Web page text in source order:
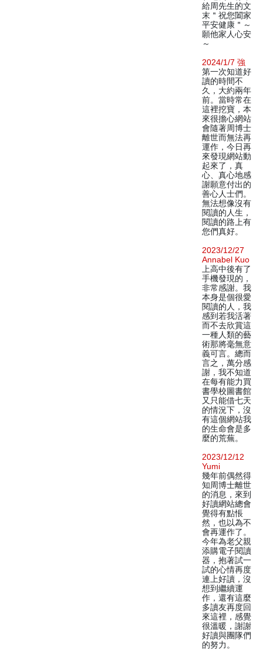
給周先生的文
末＂祝您闔家
平安健康＂～
願他家人心安
～
2024/1/7 強
第一次知道好
讀的時間不
久，大約兩年
前。當時常在
這裡挖寶，本
來很擔心網站
會隨著周博士
離世而無法再
運作，今日再
來發現網站動
起來了，真
心、真心地感
謝願意付出的
善心人士們。
無法想像沒有
閱讀的人生，
閱讀的路上有
您們真好。
2023/12/27
Annabel Kuo
上高中後有了
手機發現的，
非常感謝。我
本身是個很愛
閱讀的人，我
感到若我活著
而不去欣賞這
一種人類的藝
術那將毫無意
義可言。總而
言之，萬分感
謝，我不知道
在每有能力買
書學校圖書館
又只能借七天
的情況下，沒
有這個網站我
的生命會是多
麼的荒蕪。
2023/12/12
Yumi
幾年前偶然得
知周博士離世
的消息，來到
好讀網站總會
覺得有點悵
然，也以為不
會再運作了。
今年為老父親
添購電子閱讀
器，抱著試一
試的心情再度
連上好讀，沒
想到繼續運
作，還有這麼
多讀友再度回
來這裡，感覺
很溫暖，謝謝
好讀與團隊們
的努力。